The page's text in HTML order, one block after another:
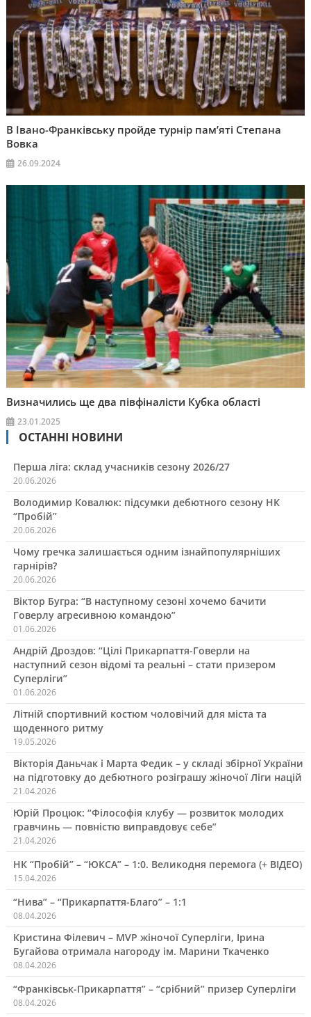
В Івано-Франківську пройде турнір пам’яті Степана
Вовка
26.09.2024
Визначились ще два півфіналісти Кубка області
23.01.2025
ОСТАННІ НОВИНИ
Перша ліга: склад учасників сезону 2026/27
20.06.2026
Володимир Ковалюк: підсумки дебютного сезону НК
“Пробій”
20.06.2026
Чому гречка залишається одним ізнайпопулярніших
гарнірів?
20.06.2026
Віктор Бугра: “В наступному сезоні хочемо бачити
Говерлу агресивною командою”
01.06.2026
Андрій Дроздов: “Цілі Прикарпаття-Говерли на
наступний сезон відомі та реальні – стати призером
Суперліги”
01.06.2026
Літній спортивний костюм чоловічий для міста та
щоденного ритму
19.05.2026
Вікторія Даньчак і Марта Федик – у складі збірної України
на підготовку до дебютного розіграшу жіночої Ліги націй
21.04.2026
Юрій Процюк: “Філософія клубу — розвиток молодих
гравчинь — повністю виправдовує себе”
21.04.2026
НК “Пробій” – “ЮКСА” – 1:0. Великодня перемога (+ ВІДЕО)
15.04.2026
“Нива” – “Прикарпаття-Благо” – 1:1
08.04.2026
Кристина Філевич – MVP жіночої Суперліги, Ірина
Бугайова отримала нагороду ім. Марини Ткаченко
08.04.2026
“Франківськ-Прикарпаття” – “срібний” призер Суперліги
08.04.2026